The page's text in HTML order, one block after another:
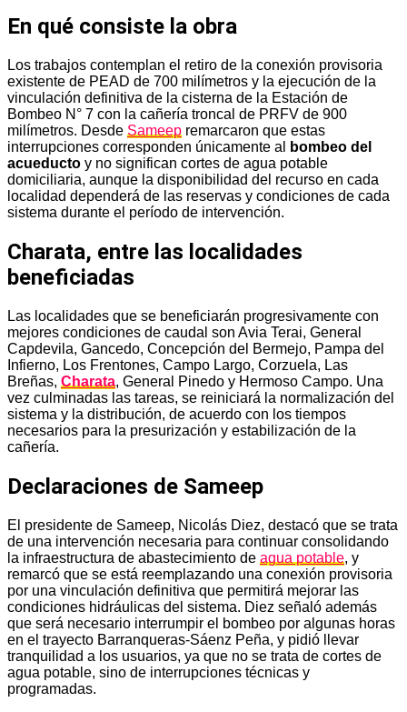
En qué consiste la obra
Los trabajos contemplan el retiro de la conexión provisoria
existente de PEAD de 700 milímetros y la ejecución de la
vinculación definitiva de la cisterna de la Estación de
Bombeo N° 7 con la cañería troncal de PRFV de 900
milímetros. Desde Sameep remarcaron que estas
interrupciones corresponden únicamente al
bombeo del
acueducto y no significan cortes de agua potable
domiciliaria, aunque la disponibilidad del recurso en cada
localidad dependerá de las reservas y condiciones de cada
sistema durante el período de intervención.
Charata, entre las localidades
beneficiadas
Las localidades que se beneficiarán progresivamente con
mejores condiciones de caudal son Avia Terai, General
Capdevila, Gancedo, Concepción del Bermejo, Pampa del
Infierno, Los Frentones, Campo Largo, Corzuela, Las
Breñas, Charata, General Pinedo y Hermoso Campo. Una
vez culminadas las tareas, se reiniciará la normalización del
sistema y la distribución, de acuerdo con los tiempos
necesarios para la presurización y estabilización de la
cañería.
Declaraciones de Sameep
El presidente de Sameep, Nicolás Diez, destacó que se trata
de una intervención necesaria para continuar consolidando
la infraestructura de abastecimiento de agua potable, y
remarcó que se está reemplazando una conexión provisoria
por una vinculación definitiva que permitirá mejorar las
condiciones hidráulicas del sistema. Diez señaló además
que será necesario interrumpir el bombeo por algunas horas
en el trayecto Barranqueras-Sáenz Peña, y pidió llevar
tranquilidad a los usuarios, ya que no se trata de cortes de
agua potable, sino de interrupciones técnicas y
programadas.